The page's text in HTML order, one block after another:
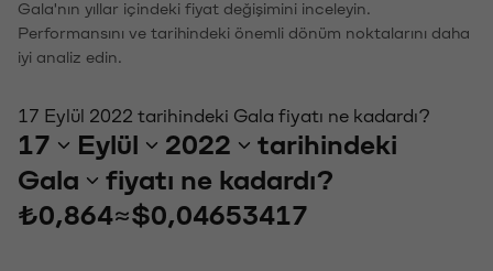
Gala'nın yıllar içindeki fiyat değişimini inceleyin.
Performansını ve tarihindeki önemli dönüm noktalarını daha
iyi analiz edin.
17 Eylül 2022 tarihindeki Gala fiyatı ne kadardı?
17 Eylül 2022
tarihindeki
Gala
fiyatı ne kadardı?
₺0,864≈$0,04653417